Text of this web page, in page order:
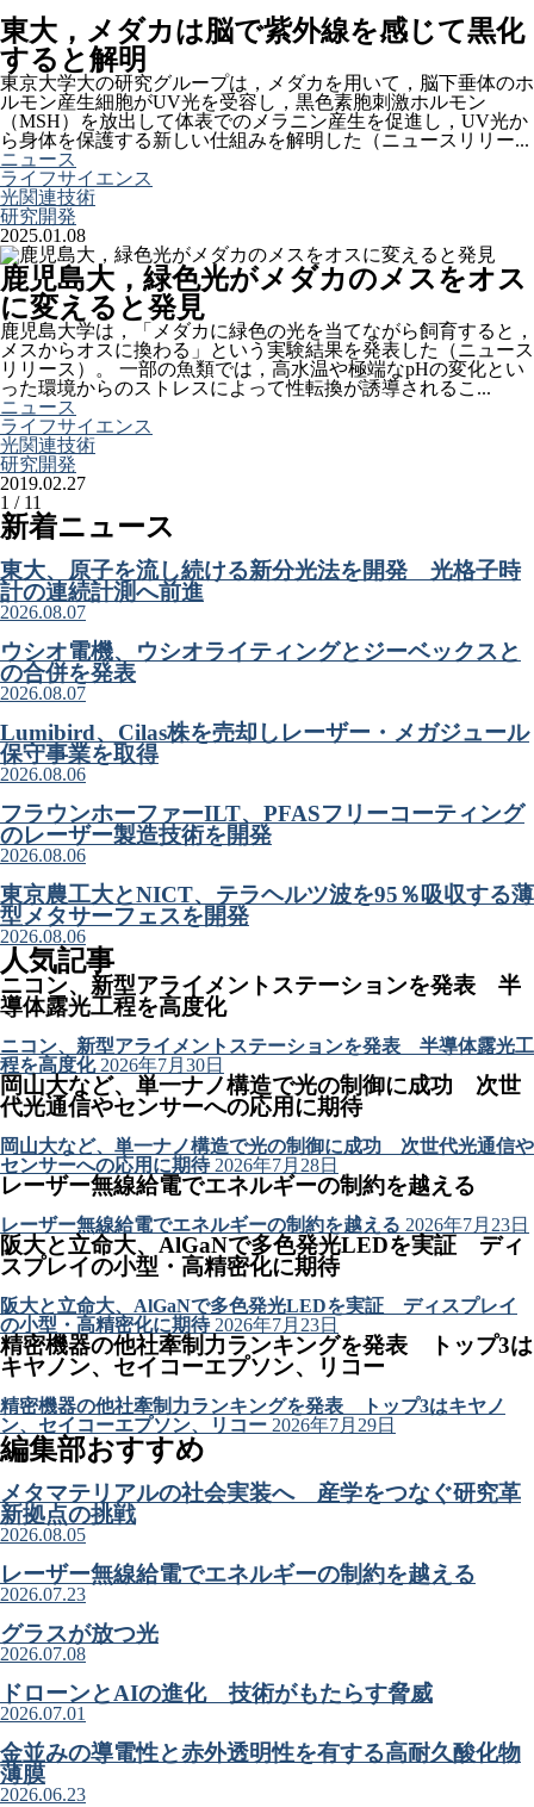
東大，メダカは脳で紫外線を感じて黒化
すると解明
東京大学大の研究グループは，メダカを用いて，脳下垂体のホ
ルモン産生細胞がUV光を受容し，黒色素胞刺激ホルモン
（MSH）を放出して体表でのメラニン産生を促進し，UV光か
ら身体を保護する新しい仕組みを解明した（ニュースリリー...
ニュース
ライフサイエンス
光関連技術
研究開発
2025.01.08
鹿児島大，緑色光がメダカのメスをオス
に変えると発見
鹿児島大学は，「メダカに緑色の光を当てながら飼育すると，
メスからオスに換わる」という実験結果を発表した（ニュース
リリース）。 一部の魚類では，高水温や極端なpHの変化とい
った環境からのストレスによって性転換が誘導されるこ...
ニュース
ライフサイエンス
光関連技術
研究開発
2019.02.27
1 / 11
新着ニュース
東大、原子を流し続ける新分光法を開発 光格子時
計の連続計測へ前進
2026.08.07
ウシオ電機、ウシオライティングとジーベックスと
の合併を発表
2026.08.07
Lumibird、Cilas株を売却しレーザー・メガジュール
保守事業を取得
2026.08.06
フラウンホーファーILT、PFASフリーコーティング
のレーザー製造技術を開発
2026.08.06
東京農工大とNICT、テラヘルツ波を95％吸収する薄
型メタサーフェスを開発
2026.08.06
人気記事
ニコン、新型アライメントステーションを発表 半
導体露光工程を高度化
ニコン、新型アライメントステーションを発表 半導体露光工
程を高度化 2026年7月30日
岡山大など、単一ナノ構造で光の制御に成功 次世
代光通信やセンサーへの応用に期待
岡山大など、単一ナノ構造で光の制御に成功 次世代光通信や
センサーへの応用に期待 2026年7月28日
レーザー無線給電でエネルギーの制約を越える
レーザー無線給電でエネルギーの制約を越える 2026年7月23日
阪大と立命大、AlGaNで多色発光LEDを実証 ディ
スプレイの小型・高精密化に期待
阪大と立命大、AlGaNで多色発光LEDを実証 ディスプレイ
の小型・高精密化に期待 2026年7月23日
精密機器の他社牽制力ランキングを発表 トップ3は
キヤノン、セイコーエプソン、リコー
精密機器の他社牽制力ランキングを発表 トップ3はキヤノ
ン、セイコーエプソン、リコー 2026年7月29日
編集部おすすめ
メタマテリアルの社会実装へ 産学をつなぐ研究革
新拠点の挑戦
2026.08.05
レーザー無線給電でエネルギーの制約を越える
2026.07.23
グラスが放つ光
2026.07.08
ドローンとAIの進化 技術がもたらす脅威
2026.07.01
金並みの導電性と赤外透明性を有する高耐久酸化物
薄膜
2026.06.23